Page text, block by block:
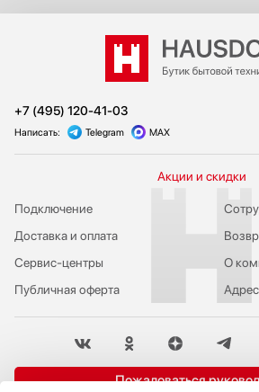
+7 (495) 120-41-03
Написать: Telegram MAX
Акции и скидки
Подключение
Публичная оферта
Сервис-центры
Доставка и оплата
О
Пожаловаться